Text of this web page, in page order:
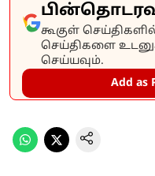
கூகுள்
செய்திகளை
செய்யவும்.
Add as